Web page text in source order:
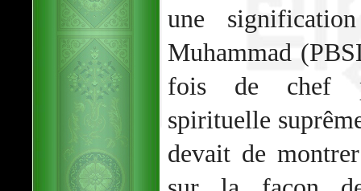
une
Muhammad
fois de chef
spirituelle
devait de